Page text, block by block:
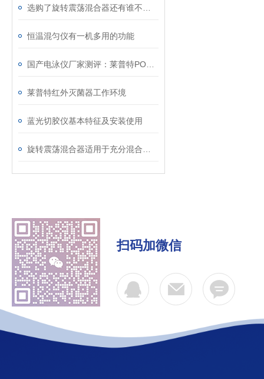
恒温混匀仪有一机多用的功能
莱普特红外灭菌器工作环境
蓝光切胶仪基本特征及安装使用
扫码加微信